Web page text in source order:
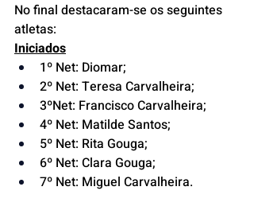
No final destacaram-se os seguintes
atletas:
Iniciados
1º Net: Diomar;
2º Net: Teresa Carvalheira;
3ºNet: Francisco Carvalheira;
4º Net: Matilde Santos;
5º Net: Rita Gouga;
6º Net: Clara Gouga;
7º Net: Miguel Carvalheira.